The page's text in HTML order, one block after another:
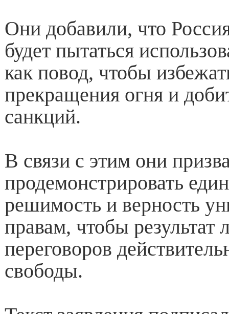
Они добавили, что
будет пытаться
как повод, чтобы
прекращения огня и
санкций.
В связи с этим они
продемонстрировать
решимость и верность
правам, чтобы
переговоров
свободы.